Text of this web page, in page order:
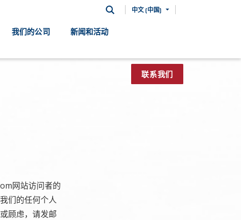
中文 (中国)
我们的公司 新闻和活动
联系我们
网站访问者的
们的任何个人
顾虑，请发邮